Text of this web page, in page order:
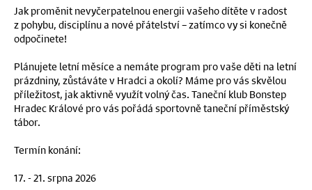
Jak proměnit nevyčerpatelnou energii vašeho dítěte v radost
z pohybu, disciplínu a nové přátelství – zatímco vy si konečně
odpočinete!
Plánujete letní měsíce a nemáte program pro vaše děti na letní
prázdniny, zůstáváte v Hradci a okolí? Máme pro vás skvělou
příležitost, jak aktivně využít volný čas. Taneční klub Bonstep
Hradec Králové pro vás pořádá sportovně taneční příměstský
tábor.
Termín konání:
17. - 21. srpna 2026